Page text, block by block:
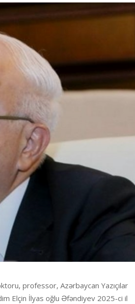
professor, Azərbaycan Yazıçılar
Elçin İlyas oğlu Əfəndiyev 2025-ci il